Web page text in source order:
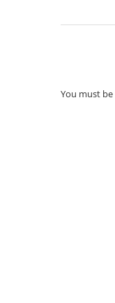
You must be